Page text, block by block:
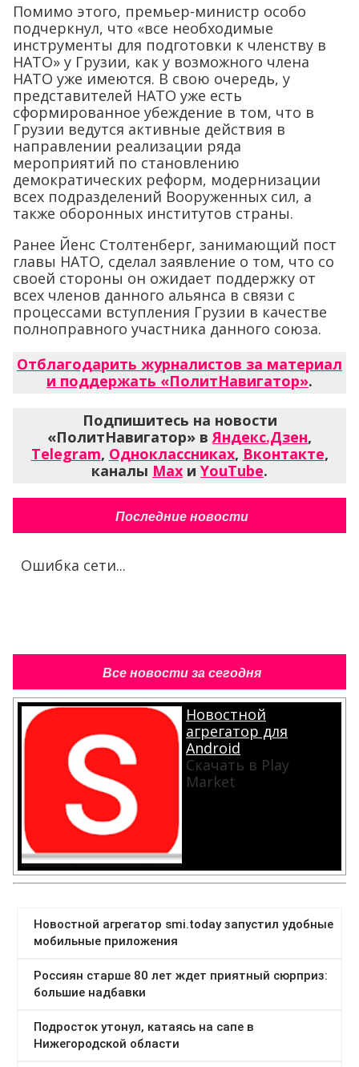
Помимо этого, премьер-министр особо
подчеркнул, что «все необходимые
инструменты для подготовки к членству в
НАТО» у Грузии, как у возможного члена
НАТО уже имеются. В свою очередь, у
представителей НАТО уже есть
сформированное убеждение в том, что в
Грузии ведутся активные действия в
направлении реализации ряда
мероприятий по становлению
демократических реформ, модернизации
всех подразделений Вооруженных сил, а
также оборонных институтов страны.
Ранее Йенс Столтенберг, занимающий пост
главы НАТО, сделал заявление о том, что со
своей стороны он ожидает поддержку от
всех членов данного альянса в связи с
процессами вступления Грузии в качестве
полноправного участника данного союза.
Отблагодарить журналистов за материал
и поддержать «ПолитНавигатор».
Подпишитесь на новости
«ПолитНавигатор» в Яндекс.Дзен,
Telegram, Одноклассниках, Вконтакте,
каналы Max и YouTube.
Последние новости
Ошибка сети...
Все новости за сегодня
Новостной
агрегатор для
Android
Скачать в Play
Market